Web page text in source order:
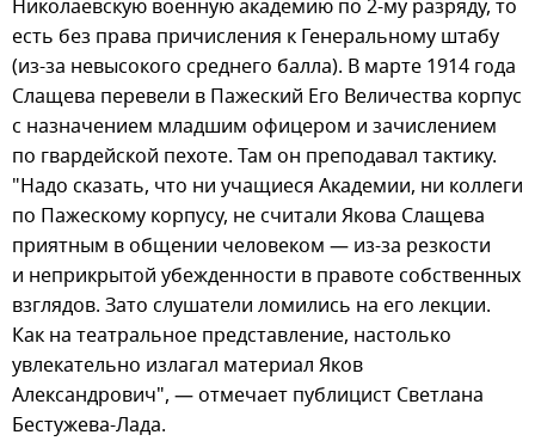
Николаевскую военную академию по 2-му разряду, то
есть без права причисления к Генеральному штабу
(из-за невысокого среднего балла). В марте 1914 года
Слащева перевели в Пажеский Его Величества корпус
с назначением младшим офицером и зачислением
по гвардейской пехоте. Там он преподавал тактику.
"Надо сказать, что ни учащиеся Академии, ни коллеги
по Пажескому корпусу, не считали Якова Слащева
приятным в общении человеком — из-за резкости
и неприкрытой убежденности в правоте собственных
взглядов. Зато слушатели ломились на его лекции.
Как на театральное представление, настолько
увлекательно излагал материал Яков
Александрович", — отмечает публицист Светлана
Бестужева-Лада.